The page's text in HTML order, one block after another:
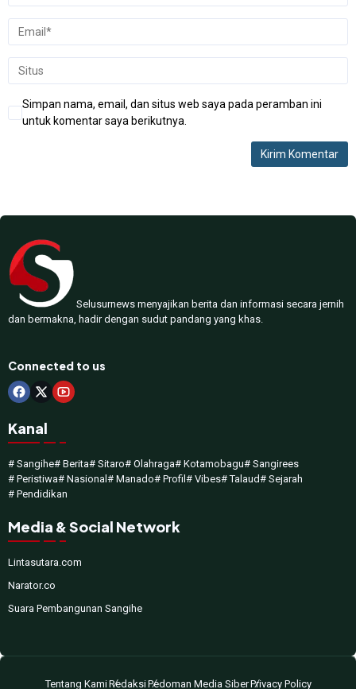
Simpan nama, email, dan situs web saya pada peramban ini
untuk komentar saya berikutnya.
Selusurnews menyajikan berita dan informasi secara jernih
dan bermakna, hadir dengan sudut pandang yang khas.
Connected to us
Kanal
# Sangihe# Berita# Sitaro# Olahraga# Kotamobagu# Sangirees
# Peristiwa# Nasional # Manado# Profil # Vibes# Talaud# Sejarah
# Pendidikan
Media & Social Network
Lintasutara.com
Narator.co
Suara Pembangunan Sangihe
Tentang KamiRedaksiPedoman Media SiberPrivacy Policy